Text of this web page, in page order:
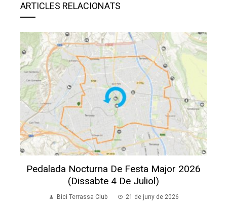
ARTICLES RELACIONATS
Pedalada Nocturna De Festa Major 2026
(dissabte 4 De Juliol)
Bici Terrassa Club 21 de juny de 2026